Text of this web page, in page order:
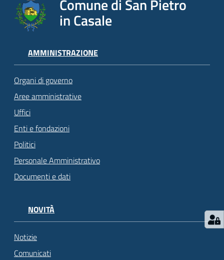
Comune di San Pietro
in Casale
AMMINISTRAZIONE
Organi di governo
Aree amministrative
Uffici
Enti e fondazioni
Politici
Personale Amministrativo
Documenti e dati
NOVITÀ
Notizie
Comunicati